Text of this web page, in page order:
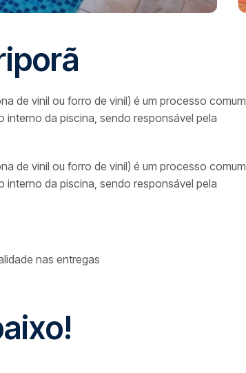
iporã
de vinil ou forro de vinil) é um processo comum
da piscina, sendo responsável pela
de vinil ou forro de vinil) é um processo comum
da piscina, sendo responsável pela
nas entregas
aixo!